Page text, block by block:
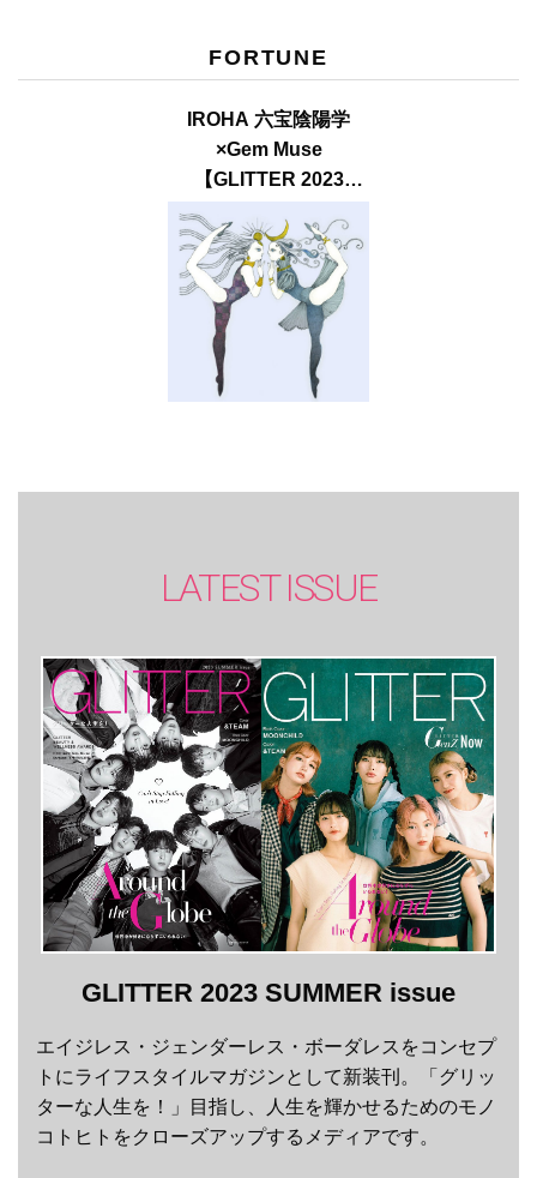
FORTUNE
IROHA 六宝陰陽学
×Gem Muse
【GLITTER 2023
SUMMER issue】
LATEST ISSUE
GLITTER 2023 SUMMER issue
エイジレス・ジェンダーレス・ボーダレスをコンセプ
トにライフスタイルマガジンとして新装刊。「グリッ
ターな人生を！」目指し、人生を輝かせるためのモノ
コトヒトをクローズアップするメディアです。